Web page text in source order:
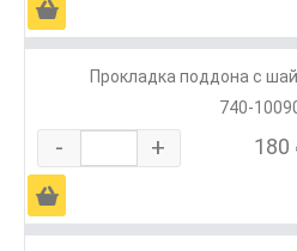
Ä
Прокладка поддона с
740-
- + 180
Ä